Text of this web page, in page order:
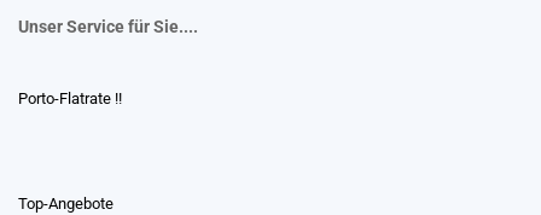
Unser Service für Sie....
Porto-Flatrate !!
Top-Angebote